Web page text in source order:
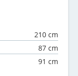
210 cm
87 cm
91 cm